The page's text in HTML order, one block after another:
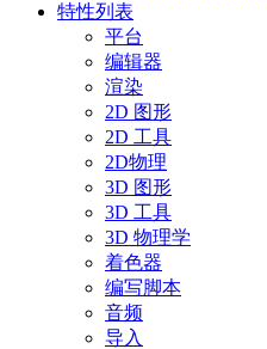
特性列表
平台
编辑器
渲染
2D 图形
2D 工具
2D物理
3D 图形
3D 工具
3D 物理学
着色器
编写脚本
音频
导入